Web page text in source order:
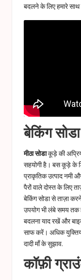
बदलने के लिए हमारे साथ
बेकिंग
मीठा सोडाकूड़े की
सहयोगी है। बस कूड़े के
प्राकृतिक उत्पाद नमी
पैरों वाले दोस्त के लिए
बेकिंग सोडा से ताज़ा
उपयोग भी लंबे समय तक
बदलना याद रखें और
साफ करें। अधिक
दादी माँ के सुझाव.
कॉफ़ी